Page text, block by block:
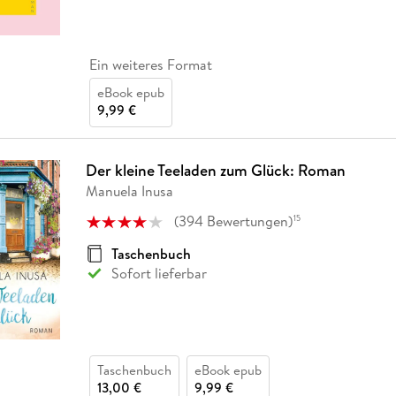
Ein weiteres Format
eBook epub
9,99 €
Der kleine Teeladen zum Glück: Roman
Manuela Inusa
(394 Bewertungen)15
Taschenbuch
Sofort lieferbar
Taschenbuch
13,00 €
eBook epub
9,99 €